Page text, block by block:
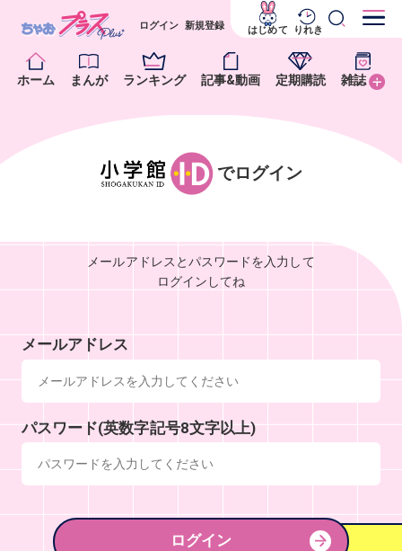
ホーム まんが ランキング 記事&動画 定期購読 雑誌
ログイン 新規登録 はじめて りれき
でログイン
メールアドレスとパスワードを入力して
ログインしてね
メールアドレス
パスワード(英数字記号8文字以上)
ログイン